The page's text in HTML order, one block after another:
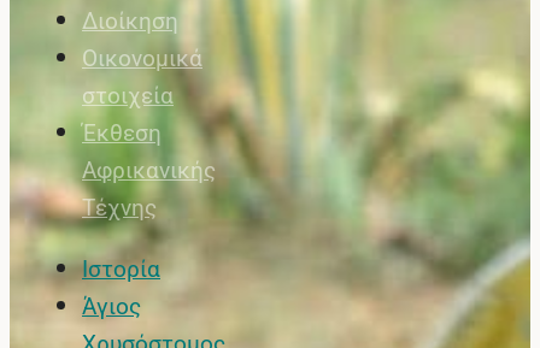
Διοίκηση
Οικονομικά
στοιχεία
Έκθεση
Αφρικανικής
Τέχνης
Ιστορία
Άγιος